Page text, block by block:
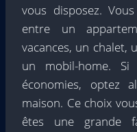
vous disposez.
entre un
vacances, un chalet,
un mobil-home.
économies, optez
maison. Ce choix
êtes une grande